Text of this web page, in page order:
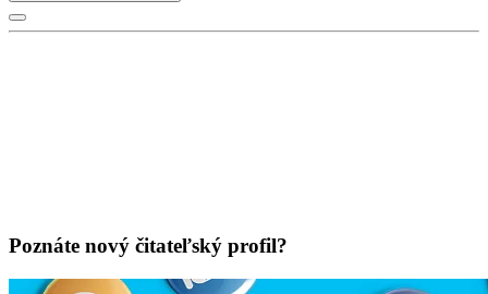
Poznáte nový čitateľský profil?